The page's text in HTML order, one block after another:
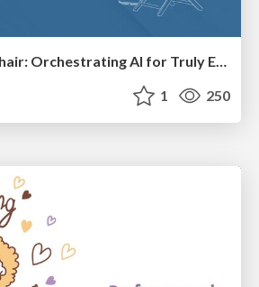
The Director’s Chair: Orchestrating AI for Truly Effective Learning
1 250